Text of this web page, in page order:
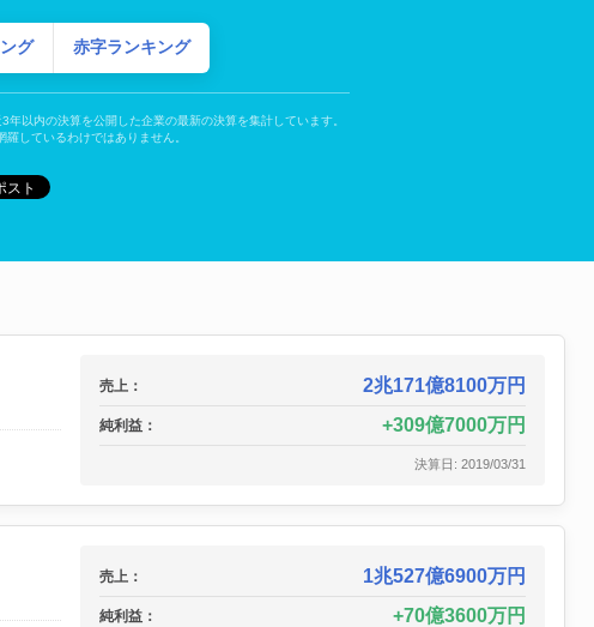
グ 赤字ランキング
以内の決算を公開した企業の最新の決算を集計しています。
しているわけではありません。
売上： 2兆171億8100万円
純利益： 309億7000万円
決算日: 2019/03/31
売上： 1兆527億6900万円
純利益： 70億3600万円